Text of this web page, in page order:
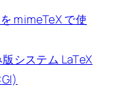
mimeTeX で使
システム LaTeX